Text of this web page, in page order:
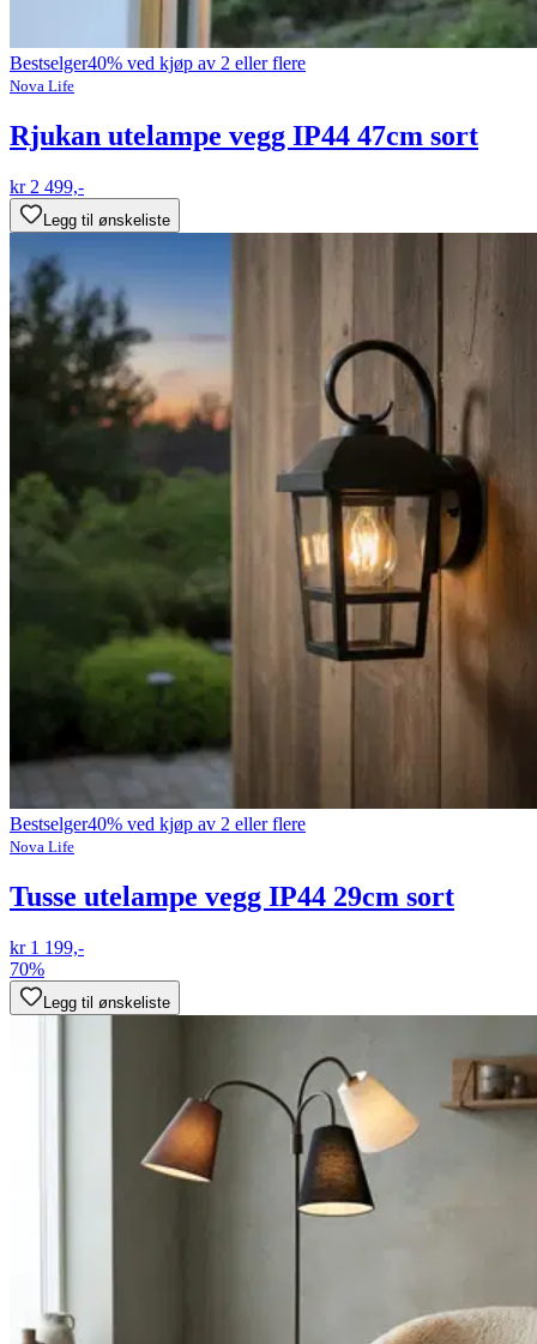
Bestselger40% ved kjøp av 2 eller flere
Nova Life
Rjukan utelampe vegg IP44 47cm sort
kr 2 499,-
Legg til ønskeliste
Bestselger40% ved kjøp av 2 eller flere
Nova Life
Tusse utelampe vegg IP44 29cm sort
kr 1 199,-
70%
Legg til ønskeliste